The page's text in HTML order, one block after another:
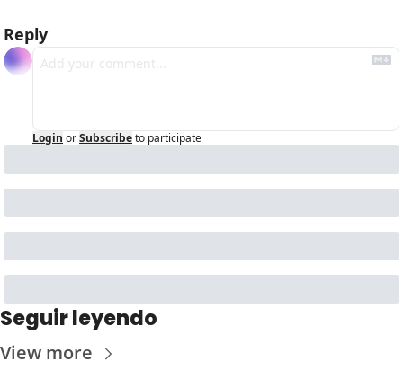
Reply
Login orSubscribeto participate
Seguir leyendo
View more